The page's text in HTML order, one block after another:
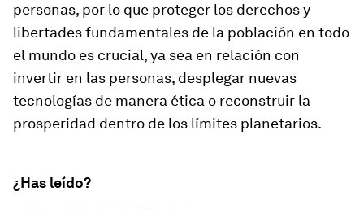
personas, por lo que proteger los derechos y
libertades fundamentales de la población en todo
el mundo es crucial, ya sea en relación con
invertir en las personas, desplegar nuevas
tecnologías de manera ética o reconstruir la
prosperidad dentro de los límites planetarios.
¿Has leído?